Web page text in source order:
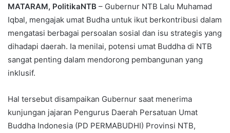
MATARAM, PolitikaNTB – Gubernur NTB Lalu Muhamad
Iqbal, mengajak umat Budha untuk ikut berkontribusi dalam
mengatasi berbagai persoalan sosial dan isu strategis yang
dihadapi daerah. Ia menilai, potensi umat Buddha di NTB
sangat penting dalam mendorong pembangunan yang
inklusif.
Hal tersebut disampaikan Gubernur saat menerima
kunjungan jajaran Pengurus Daerah Persatuan Umat
Buddha Indonesia (PD PERMABUDHI) Provinsi NTB,